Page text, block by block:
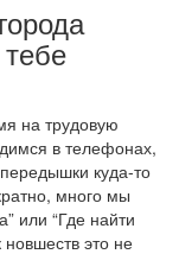
на трудовую
в телефонах,
куда-то
много мы
или “Где найти
это не